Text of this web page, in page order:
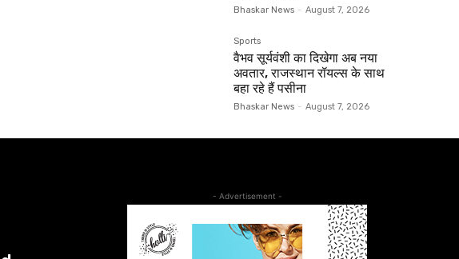
Bhaskar News - August 7, 2026
Sports
वैभव सूर्यवंशी का दिखेगा अब नया
अवतार, राजस्थान रॉयल्स के साथ
बहा रहे हैं पसीना
Bhaskar News - August 7, 2026
- Advertisement -